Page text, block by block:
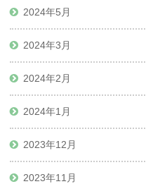
2024年5月
2024年3月
2024年2月
2024年1月
2023年12月
2023年11月